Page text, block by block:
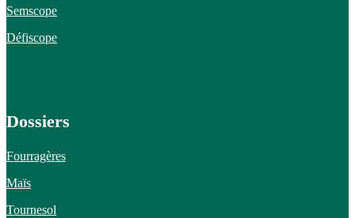
Semscope
Défiscope
Dossiers
Fourragères
Maïs
Tournesol